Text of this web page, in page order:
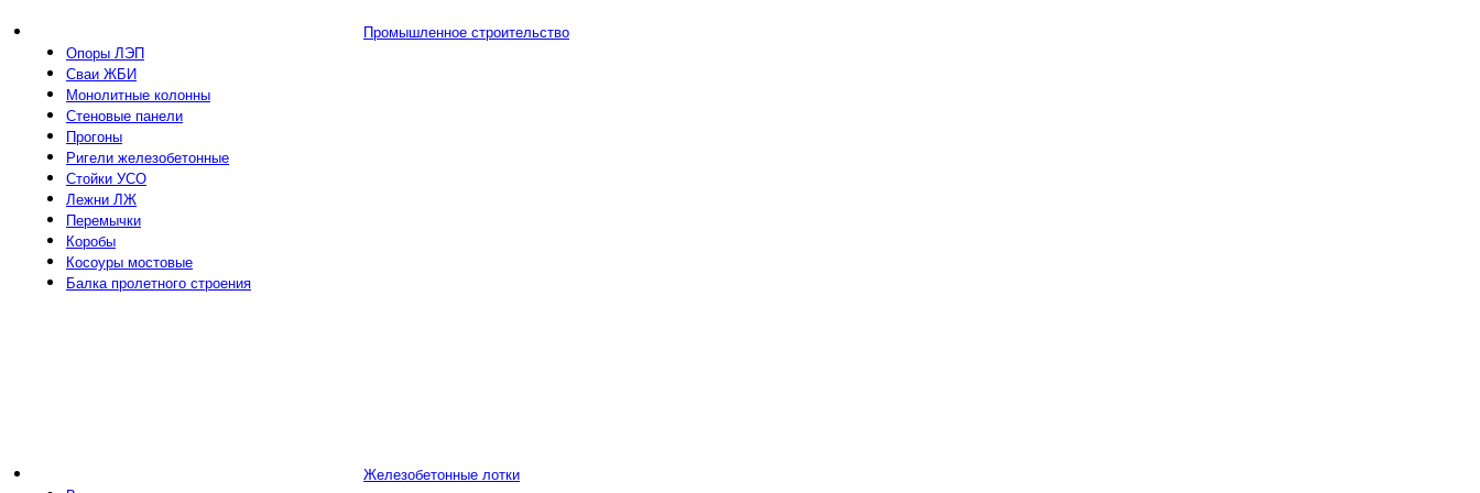
Промышленное строительство
Опоры ЛЭП
Сваи ЖБИ
Монолитные колонны
Стеновые панели
Прогоны
Ригели железобетонные
Стойки УСО
Лежни ЛЖ
Перемычки
Коробы
Косоуры мостовые
Балка пролетного строения
Железобетонные лотки